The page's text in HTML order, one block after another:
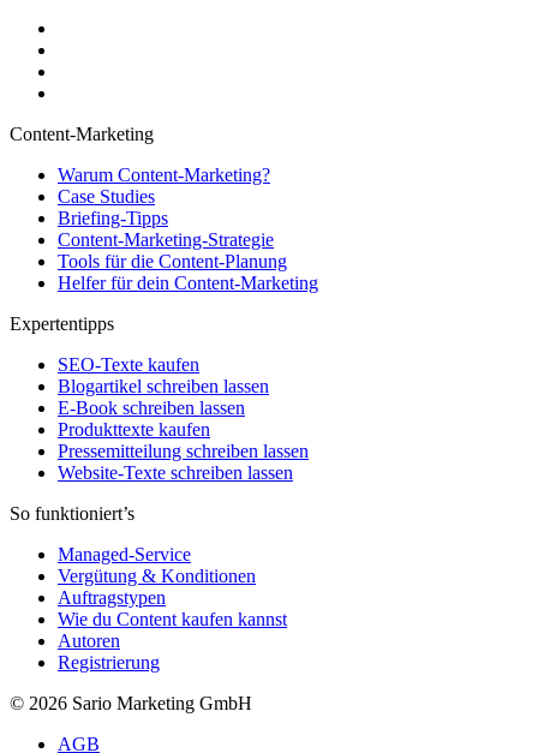
Content-Marketing
Warum Content-Marketing?
Case Studies
Briefing-Tipps
Content-Marketing-Strategie
Tools für die Content-Planung
Helfer für dein Content-Marketing
Expertentipps
SEO-Texte kaufen
Blogartikel schreiben lassen
E-Book schreiben lassen
Produkttexte kaufen
Pressemitteilung schreiben lassen
Website-Texte schreiben lassen
So funktioniert’s
Managed-Service
Vergütung & Konditionen
Auftragstypen
Wie du Content kaufen kannst
Autoren
Registrierung
© 2026 Sario Marketing GmbH
AGB